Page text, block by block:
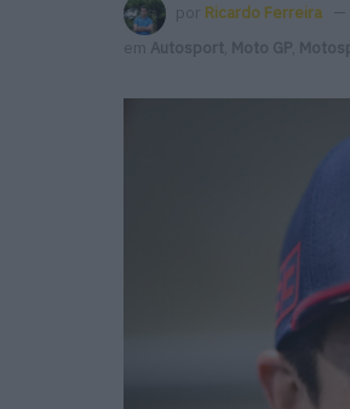
por Ricardo Ferreira
em
Autosport Moto GP